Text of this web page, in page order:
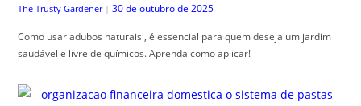
The Trusty Gardener | 30 de outubro de 2025
Como usar adubos naturais , é essencial para quem deseja um jardim
saudável e livre de químicos. Aprenda como aplicar!